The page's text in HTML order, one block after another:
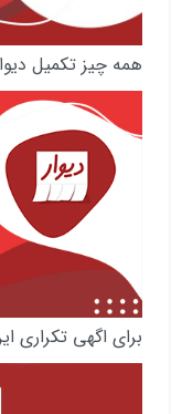
همه چیز تکمیل
برای اگهی تکراری